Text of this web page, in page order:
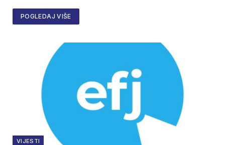
POGLEDAJ VIŠE
VIJESTI